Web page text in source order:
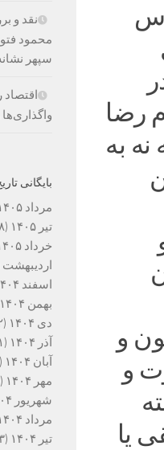
رضا
به
و
و
یا
نقد و
محمود
سپهر
اقتصاد
بایگانی
مرداد ۱۴۰۵
تیر ۱۴۰۵
(۸)
خرداد ۱۴۰۵
اردیبهشت ۱۴۰۵
اسفند ۱۴۰۴
بهمن ۱۴۰۴
دی ۱۴۰۴
(۱۱۲)
آذر ۱۴۰۴
(۱۸۱)
آبان ۱۴۰۴
(۱۶۸)
مهر ۱۴۰۴
(۱۷۹)
شهریور ۱۴۰۴
مرداد ۱۴۰۴
تیر ۱۴۰۴
(۵۳)